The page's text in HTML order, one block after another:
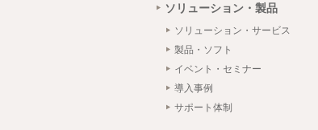
ソリューション・製品
ソリューション・サービス
製品・ソフト
イベント・セミナー
導入事例
サポート体制